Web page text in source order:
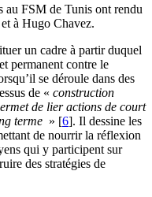
au FSM de Tunis ont rendu
à Hugo Chavez.
un cadre à partir duquel
permanent contre le
se déroule dans des
de « construction
de lier actions de court
terme » [6]. Il dessine les
de nourrir la réflexion
qui y participent sur
des stratégies de